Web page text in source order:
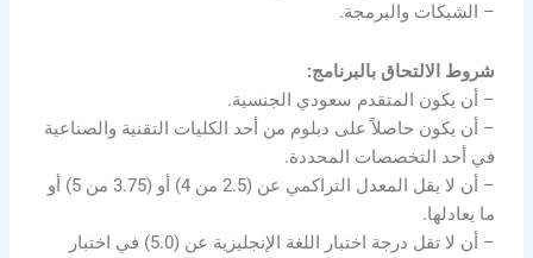
– الشبكات والبرمجة.
شروط الالتحاق بالبرنامج:
– أن يكون المتقدم سعودي الجنسية.
– أن يكون حاصلاً على دبلوم من أحد الكليات التقنية والصناعية
في أحد التخصصات المحددة.
– أن لا يقل المعدل التراكمي عن (2.5 من 4) أو (3.75 من 5) أو
ما يعادلها.
– أن لا تقل درجة اختبار اللغة الإنجليزية عن (5.0) في اختبار